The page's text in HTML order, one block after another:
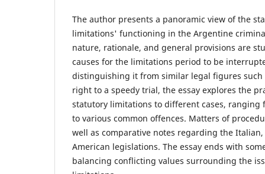
The author presents a panoramic view of the
limitations' functioning in the Argentine
nature, rationale, and general provisions are
causes for the limitations period to be
distinguishing it from similar legal figures
right to a speedy trial, the essay explores the
statutory limitations to different cases, ranging
to various common offences. Matters of
well as comparative notes regarding the
American legislations. The essay ends with
balancing conflicting values surrounding the